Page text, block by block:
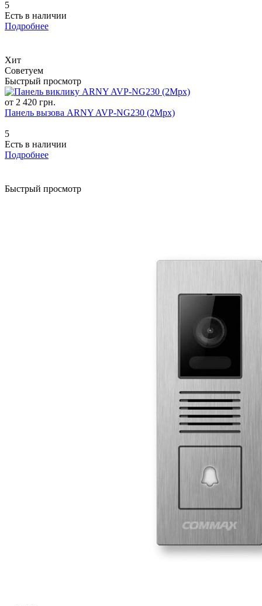
5
Есть в наличии
Подробнее
Хит
Советуем
Быстрый просмотр
от 2 420 грн.
Панель вызова ARNY AVP-NG230 (2Mpx)
5
Есть в наличии
Подробнее
Быстрый просмотр